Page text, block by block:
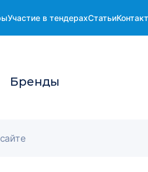
Участие в тендерахСтатьи
Бренды